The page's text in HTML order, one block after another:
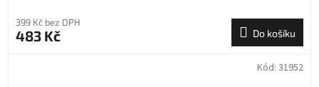
399 Kč bez DPH
483 Kč Do košíku
Kód: 31952